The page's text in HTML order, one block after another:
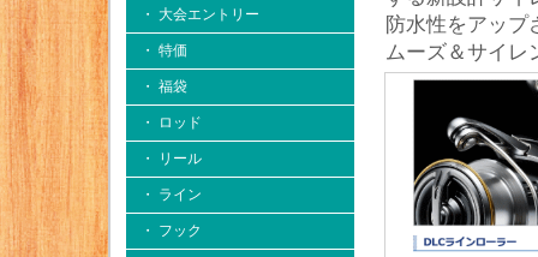
・ 大会エントリー
・ 特価
・ 福袋
・ ロッド
・ リール
・ ライン
・ フック
防水性をアップ
ムーズ＆サイレ